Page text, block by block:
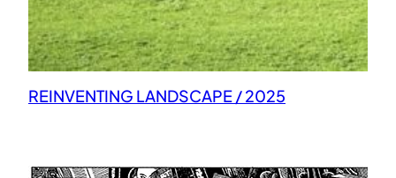
REINVENTING LANDSCAPE / 2025